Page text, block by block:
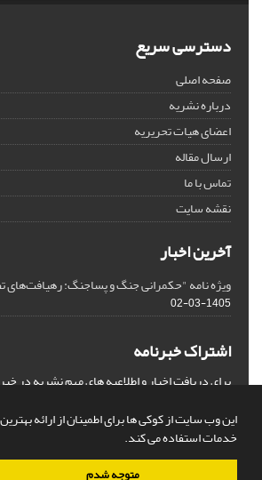
این وب سایت از کوکی ها برای اطمینان از ارائه بهترین
خدمات استفاده می کند.
متوجه شدم
دسترسی سریع
صفحه اصلی
درباره نشریه
اعضای هیات تحریریه
ارسال مقاله
تماس با ما
نقشه سایت
آخرین اخبار
ویژه نامه "حکمرانی جنگ و پساجنگ: رهیافت‌های
1405-03-02
اشتراک خبرنامه
برای دریافت اخبار و اطلاعیه های مهم نشریه در